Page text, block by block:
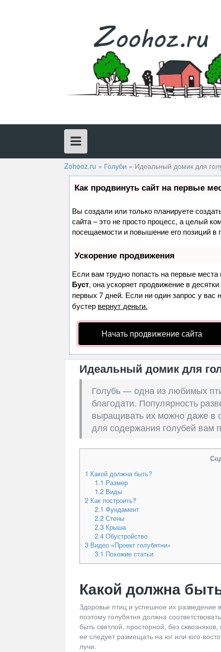
Zohooz.ru » Голуби » Идеальный домик для
Как продвинуть сайт на первые
Вы создали или только планируете
сайта – это не просто процесс, а целый
посещаемости и повышение его позиций в
Ускорение продвижения
Если вам трудно попасть на первые
Буст, она ускоряет продвижение в
первых 7 дней. Если ни один запрос у вас
бустер вернут деньги.
Начать продвижение сайта
Идеальный домик для
Голубь — одна из любимых
благодати. Популярность
выращивать их можно даже в
для содержания голубей вам
1 Какой должна быть?
1.1 Размер
1.2Виды
2 Как построить?
2.1 Фундамент
2.2Стены
2.3Крыша
2.4Обустройство
3 Видео «Проект голубятни»
3.1 Похожие статьи
Какой должна
Здоровье птиц и успешное их
поэтому голубятня должна
быть светлой, просторной, без
ее следует размещать на юг или юго-
лучи.